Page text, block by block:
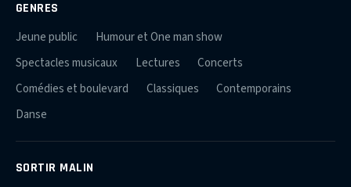
GENRES
Jeune public
Humour et One man show
Spectacles musicaux
Lectures
Concerts
Comédies et boulevard
Classiques
Contemporains
Danse
SORTIR MALIN